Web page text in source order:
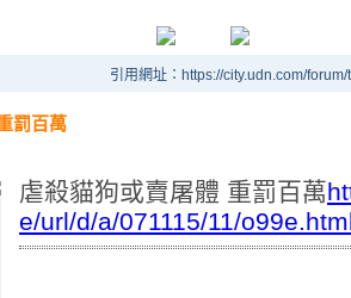
引用網址：https://city.udn.com/
罰百萬
虐殺貓狗或賣屠體 重罰百萬
e/url/d/a/071115/11/